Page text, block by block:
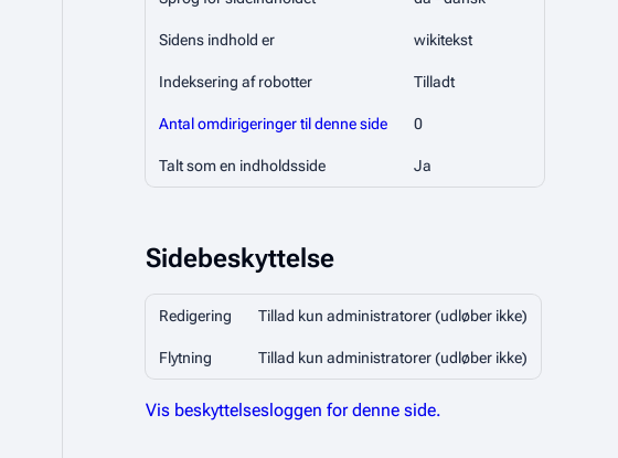
Sidens indhold er wikitekst
Indeksering af robotter Tilladt
Antal omdirigeringer til denne side 0
Talt som en indholdsside Ja
Sidebeskyttelse
Redigering Tillad kun administratorer (udløber ikke)
Flytning Tillad kun administratorer (udløber ikke)
Vis beskyttelsesloggen for denne side.